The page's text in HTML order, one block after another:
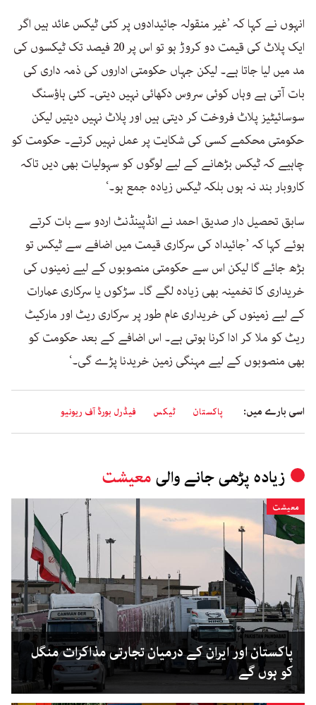
انہوں نے کہا کہ ’غیر منقولہ جائیدادوں پر کئی ٹیکس عائد ہیں اگر
ایک پلاٹ کی قیمت دو کروڑ ہو تو اس پر 20 فیصد تک ٹیکسوں کی
مد میں لیا جاتا ہے۔ لیکن جہاں حکومتی اداروں کی ذمہ داری کی
بات آتی ہے وہاں کوئی سروس دکھائی نہیں دیتی۔ کئی ہاؤسنگ
سوسائیٹیز پلاٹ فروخت کر دیتی ہیں اور پلاٹ نہیں دیتیں لیکن
حکومتی محکمے کسی کی شکایت پر عمل نہیں کرتے۔ حکومت کو
چاہیے کہ ٹیکس بڑھانے کے لیے لوگوں کو سہولیات بھی دیں تاکہ
کاروبار بند نہ ہوں بلکہ ٹیکس زیادہ جمع ہو۔‘
سابق تحصیل دار صدیق احمد نے انڈپینڈنٹ اردو سے بات کرتے
ہوئے کہا کہ ’جائیداد کی سرکاری قیمت میں اضافے سے ٹیکس تو
بڑھ جائے گا لیکن اس سے حکومتی منصوبوں کے لیے زمینوں کی
خریداری کا تخمینہ بھی زیادہ لگے گا۔ سڑکوں یا سرکاری عمارات
کے لیے زمینوں کی خریداری عام طور پر سرکاری ریٹ اور مارکیٹ
ریٹ کو ملا کر ادا کرنا ہوتی ہے۔ اس اضافے کے بعد حکومت کو
بھی منصوبوں کے لیے مہنگی زمین خریدنا پڑے گی۔‘
اسی بارے میں: پاکستان ٹیکس فیڈرل بورڈ آف ریونیو
زیادہ پڑھی جانے والی معیشت
معیشت
پاکستان اور ایران کے درمیان تجارتی مذاکرات منگل
کو ہوں گے